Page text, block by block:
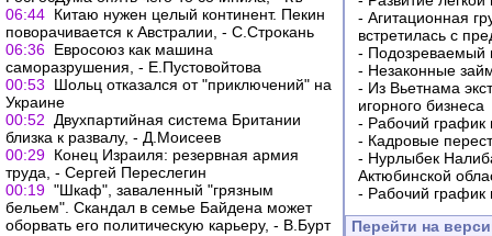
06:44 Китаю нужен целый континент. Пекин
поворачивается к Австралии, - С.Строкань
06:36 Евросоюз как машина
саморазрушения, - Е.Пустовойтова
00:53
Шольц отказался от "приключений" на
Украине
00:52
Двухпартийная система Британии
близка к развалу, - Д.Моисеев
00:29 Конец Израиля: резервная армия
труда, - Сергей Переслегин
00:19 "Шкаф", заваленный "грязным
бельем". Скандал в семье Байдена может
оборвать его политическую карьеру, - В.Бурт
- Агитационная
встретилась с
- Подозреваемый
- Незаконные
- Из Вьетнама
игорного бизнеса
- Рабочий график
- Кадровые
- Нурлыбек
Актюбинской
- Рабочий график
Перейти на